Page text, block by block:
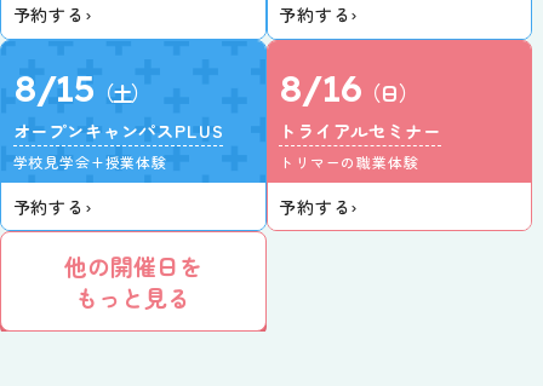
予約する› 予約する›
8/15 （土）
オープンキャンパスPLUS
学校見学会+授業体験
予約する›
8/16 （日）
トライアルセミナー
トリマーの職業体験
予約する›
他の開催日を
もっと見る